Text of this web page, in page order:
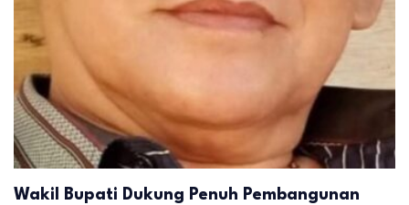
Wakil Bupati Dukung Penuh Pembangunan